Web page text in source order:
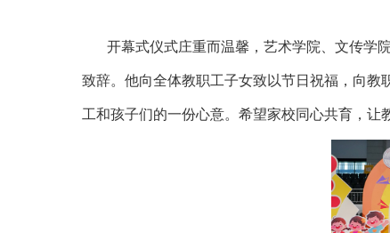
开幕式仪式庄重而温馨，艺术学院、文传学
致辞。他向全体教职工子女致以节日祝福，向
工和孩子们的一份心意。希望家校同心共育，让